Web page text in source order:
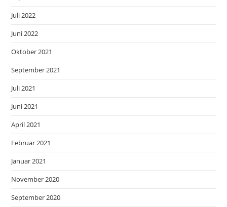
Juli 2022
Juni 2022
Oktober 2021
September 2021
Juli 2021
Juni 2021
April 2021
Februar 2021
Januar 2021
November 2020
September 2020